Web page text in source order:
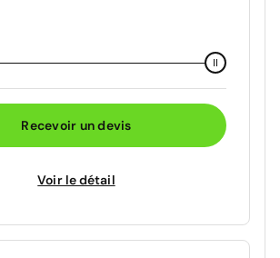
Recevoir un devis
Voir le détail